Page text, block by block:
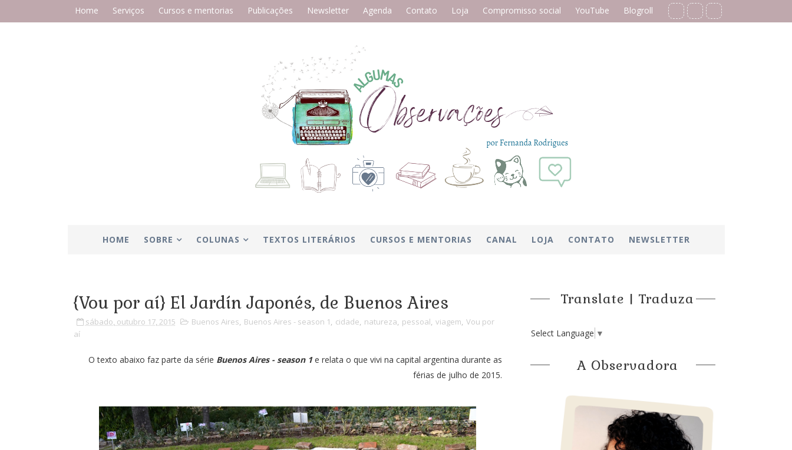
Home Serviços Cursos e mentorias Publicações Newsletter Agenda Contato Loja Compromisso social YouTube Blogroll
HOME SOBRE COLUNAS TEXTOS LITERÁRIOS CURSOS E MENTORIAS CANAL LOJA CONTATO NEWSLETTER
{Vou por aí} El Jardín Japonés, de Buenos Aires
sábado, outubro 17, 2015 Buenos Aires, Buenos Aires - season 1, cidade, natureza, pessoal, viagem, Vou por
aí
O texto abaixo faz parte da série Buenos Aires - season 1e relata o que vivi na capital argentina durante as
férias de julho de 2015.
Translate | Traduza
Select Language ▼
A Observadora